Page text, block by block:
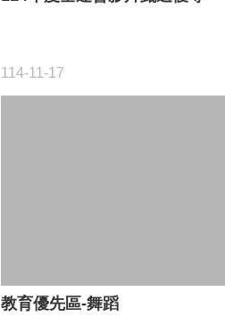
114-11-17
教育優先區-舞蹈